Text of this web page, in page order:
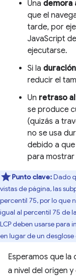
Una demora
que el
tarde, por
JavaScript
ejecutarse.
Si la
reducir el
Un retraso
se produce
(quizás a
no se usa
debido a
para mostrar
Punto clave:Dado
vistas de página, las
percentil 75, por lo que
igual al percentil 75 de
LCP deben usarse para
en lugar de un
Esperamos que la
a nivel del origen y